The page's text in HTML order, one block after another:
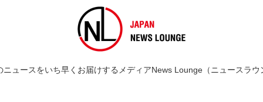
ニュースをいち早くお届けするメディアNews Lounge（ニュースラウ